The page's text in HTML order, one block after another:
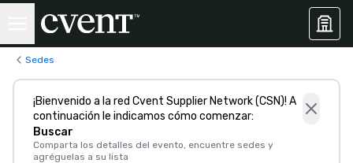
Sedes
¡Bienvenido a la red Cvent Supplier Network (CSN)! A
continuación le indicamos cómo comenzar:
Buscar
Comparta los detalles del evento, encuentre sedes y
agréguelas a su lista